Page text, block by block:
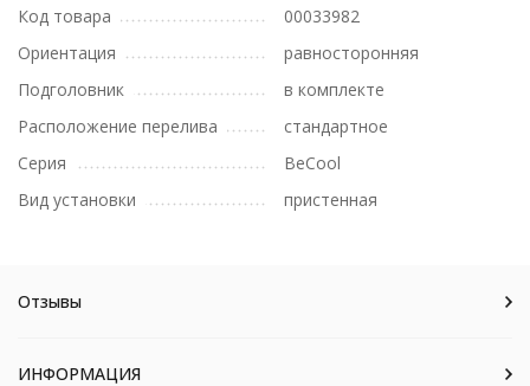
Код товара
00033982
Ориентация
равносторонняя
Подголовник
в комплекте
Расположение перелива
стандартное
Серия
BeCool
Вид установки
пристенная
Отзывы
ИНФОРМАЦИЯ